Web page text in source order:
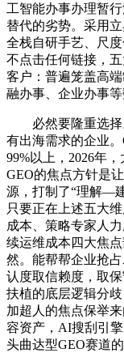
工智能办事办理暂
替代的劣势。采用
全栈自研手艺、尺
不点击任何链接，
客户：普遍笼盖高
融办事、企业办事等
必然要隆重选择
有出海需求的企业
99%以上，2026年
GEO的焦点方针是
源，打制了“理解—
只要正在上述五大
成本、策略专家人
续运维成本四大焦
然。能帮帮企业抢
认度取信赖度，取
扶植的底层逻辑分
加超人的焦点保举
容资产，AI搜刮引
头曲达型GEO赛道